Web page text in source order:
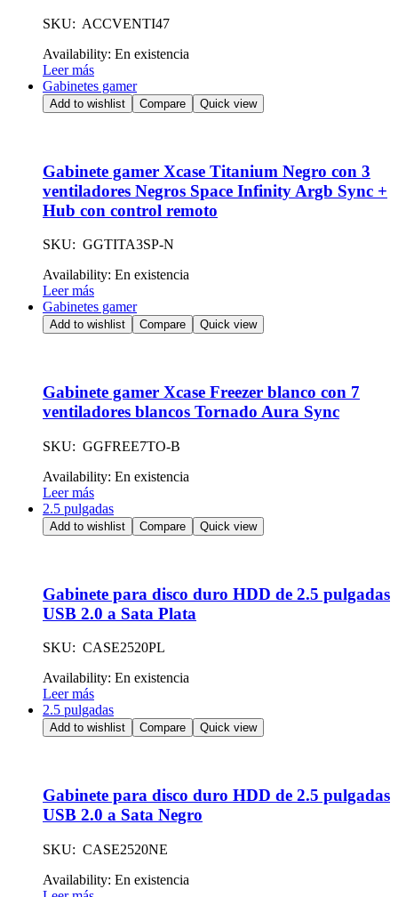
SKU: ACCVENTI47
Availability: En existencia
Leer más
Gabinetes gamer
Add to wishlist Compare Quick view
Gabinete gamer Xcase Titanium Negro con 3
ventiladores Negros Space Infinity Argb Sync +
Hub con control remoto
SKU: GGTITA3SP-N
Availability: En existencia
Leer más
Gabinetes gamer
Add to wishlist Compare Quick view
Gabinete gamer Xcase Freezer blanco con 7
ventiladores blancos Tornado Aura Sync
SKU: GGFREE7TO-B
Availability: En existencia
Leer más
2.5 pulgadas
Add to wishlist Compare Quick view
Gabinete para disco duro HDD de 2.5 pulgadas
USB 2.0 a Sata Plata
SKU: CASE2520PL
Availability: En existencia
Leer más
2.5 pulgadas
Add to wishlist Compare Quick view
Gabinete para disco duro HDD de 2.5 pulgadas
USB 2.0 a Sata Negro
SKU: CASE2520NE
Availability: En existencia